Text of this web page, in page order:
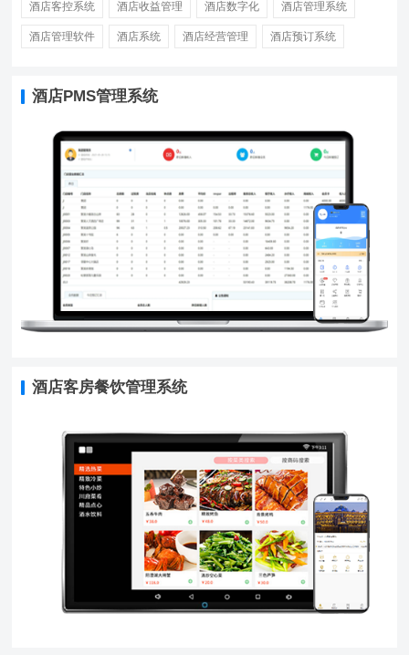
酒店客控系统 酒店收益管理 酒店数字化 酒店管理系统
酒店管理软件 酒店系统 酒店经营管理 酒店预订系统
酒店PMS管理系统
酒店客房餐饮管理系统